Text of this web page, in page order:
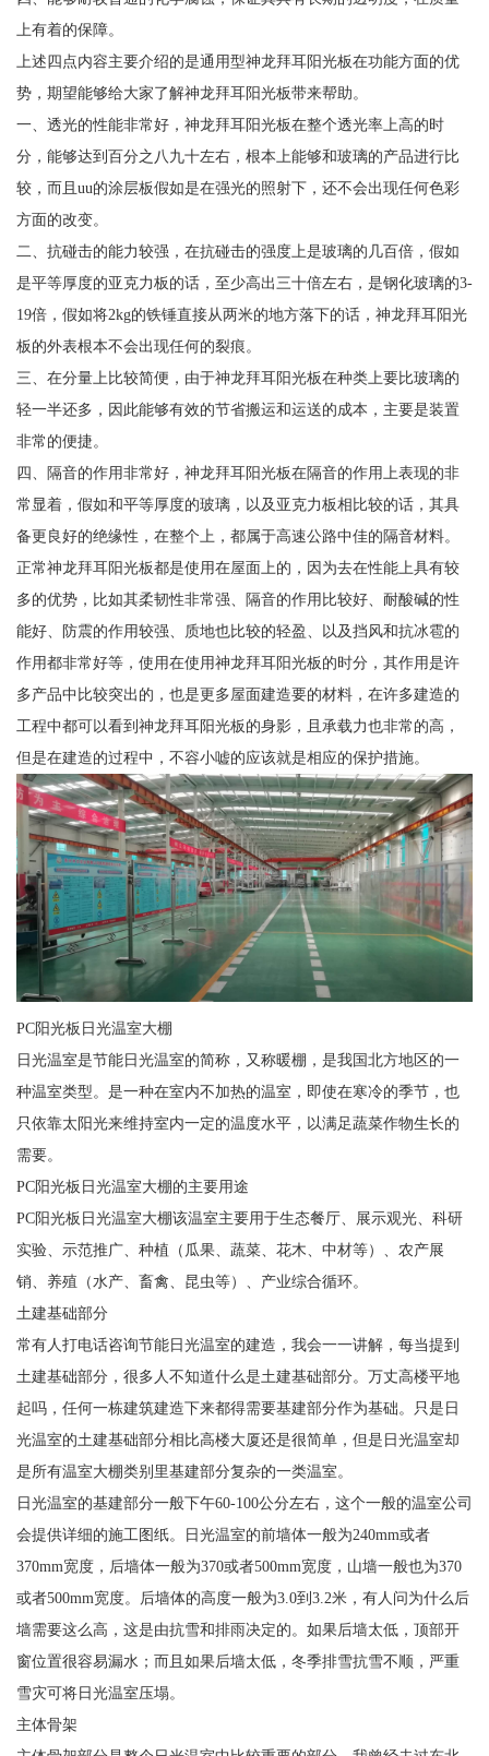
上有着的保障。
上述四点内容主要介绍的是通用型神龙拜耳阳光板在功能方面的优
势，期望能够给大家了解神龙拜耳阳光板带来帮助。
一、透光的性能非常好，神龙拜耳阳光板在整个透光率上高的时
分，能够达到百分之八九十左右，根本上能够和玻璃的产品进行比
较，而且uu的涂层板假如是在强光的照射下，还不会出现任何色彩
方面的改变。
二、抗碰击的能力较强，在抗碰击的强度上是玻璃的几百倍，假如
是平等厚度的亚克力板的话，至少高出三十倍左右，是钢化玻璃的3-
19倍，假如将2kg的铁锤直接从两米的地方落下的话，神龙拜耳阳光
板的外表根本不会出现任何的裂痕。
三、在分量上比较简便，由于神龙拜耳阳光板在种类上要比玻璃的
轻一半还多，因此能够有效的节省搬运和运送的成本，主要是装置
非常的便捷。
四、隔音的作用非常好，神龙拜耳阳光板在隔音的作用上表现的非
常显着，假如和平等厚度的玻璃，以及亚克力板相比较的话，其具
备更良好的绝缘性，在整个上，都属于高速公路中佳的隔音材料。
正常神龙拜耳阳光板都是使用在屋面上的，因为去在性能上具有较
多的优势，比如其柔韧性非常强、隔音的作用比较好、耐酸碱的性
能好、防震的作用较强、质地也比较的轻盈、以及挡风和抗冰雹的
作用都非常好等，使用在使用神龙拜耳阳光板的时分，其作用是许
多产品中比较突出的，也是更多屋面建造要的材料，在许多建造的
工程中都可以看到神龙拜耳阳光板的身影，且承载力也非常的高，
但是在建造的过程中，不容小嘘的应该就是相应的保护措施。
PC阳光板日光温室大棚
日光温室是节能日光温室的简称，又称暖棚，是我国北方地区的一
种温室类型。是一种在室内不加热的温室，即使在寒冷的季节，也
只依靠太阳光来维持室内一定的温度水平，以满足蔬菜作物生长的
需要。
PC阳光板日光温室大棚的主要用途
PC阳光板日光温室大棚该温室主要用于生态餐厅、展示观光、科研
实验、示范推广、种植（瓜果、蔬菜、花木、中材等）、农产展
销、养殖（水产、畜禽、昆虫等）、产业综合循环。
土建基础部分
常有人打电话咨询节能日光温室的建造，我会一一讲解，每当提到
土建基础部分，很多人不知道什么是土建基础部分。万丈高楼平地
起吗，任何一栋建筑建造下来都得需要基建部分作为基础。只是日
光温室的土建基础部分相比高楼大厦还是很简单，但是日光温室却
是所有温室大棚类别里基建部分复杂的一类温室。
日光温室的基建部分一般下午60-100公分左右，这个一般的温室公司
会提供详细的施工图纸。日光温室的前墙体一般为240mm或者
370mm宽度，后墙体一般为370或者500mm宽度，山墙一般也为370
或者500mm宽度。后墙体的高度一般为3.0到3.2米，有人问为什么后
墙需要这么高，这是由抗雪和排雨决定的。如果后墙太低，顶部开
窗位置很容易漏水；而且如果后墙太低，冬季排雪抗雪不顺，严重
雪灾可将日光温室压塌。
主体骨架